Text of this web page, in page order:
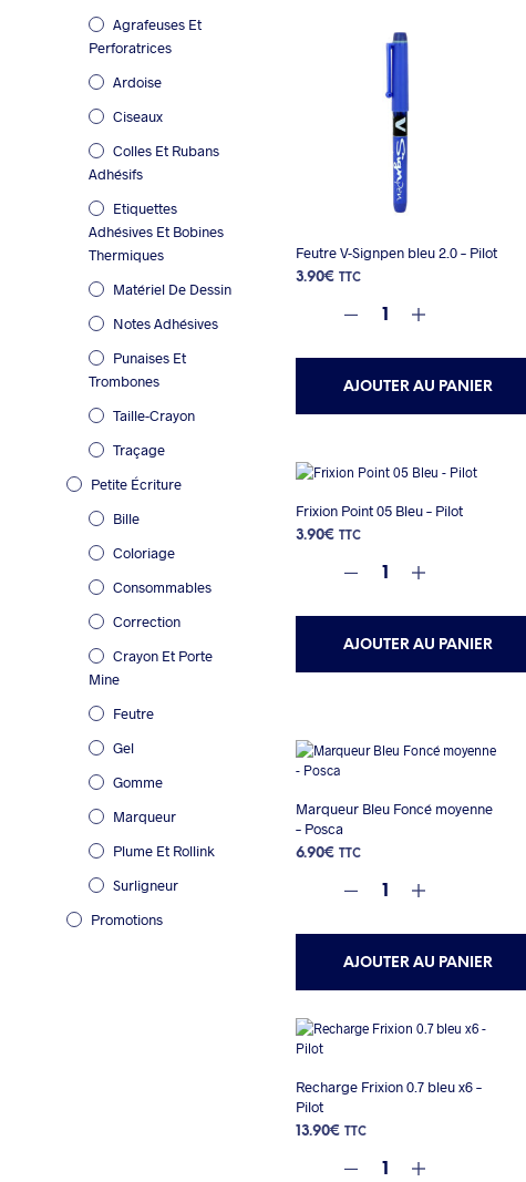
Agrafeuses Et
Perforatrices
Ardoise
Ciseaux
Colles Et Rubans
Adhésifs
Etiquettes
Adhésives Et Bobines
Thermiques
Matériel De Dessin
Notes Adhésives
Punaises Et
Trombones
Taille-Crayon
Traçage
Petite Écriture
Bille
Coloriage
Consommables
Correction
Crayon Et Porte
Mine
Feutre
Gel
Gomme
Marqueur
Plume Et Rollink
Surligneur
Promotions
Feutre V-Signpen bleu 2.0 – Pilot
3.90€ TTC
AJOUTER AU PANIER
Frixion Point 05 Bleu – Pilot
3.90€ TTC
AJOUTER AU PANIER
Marqueur Bleu Foncé moyenne
– Posca
6.90€ TTC
AJOUTER AU PANIER
Recharge Frixion 0.7 bleu x6 –
Pilot
13.90€ TTC